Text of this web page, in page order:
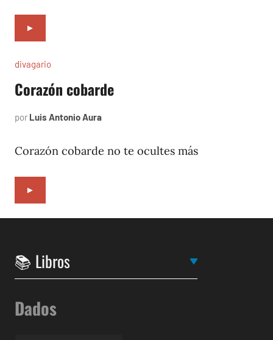
►
divagario
Corazón cobarde
por Luis Antonio Aura
1994
Corazón cobarde no te ocultes más
►
Dados